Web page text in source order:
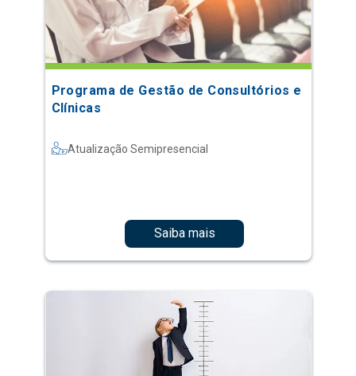
Programa de Gestão de Consultórios e
Clínicas
Atualização Semipresencial
Saiba mais